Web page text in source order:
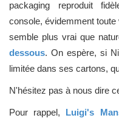
packaging reproduit
console, évidemment
semble plus vrai que
dessous. On espère, si
limitée dans ses cartons,
N'hésitez pas à nous dire
Pour rappel, Luigi's